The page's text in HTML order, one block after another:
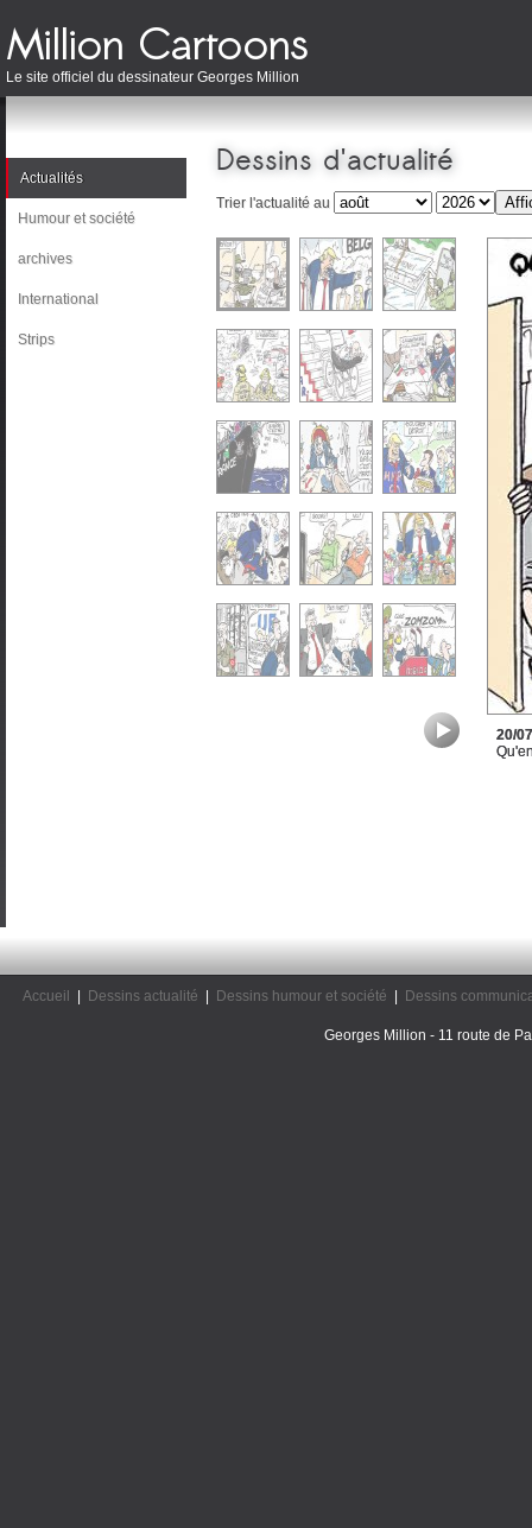
Le site officiel du dessinateur Georges Million
Actualités
Humour et société
archives
International
Strips
Dessins d'actualité
Trier l'actualité au
20/
Accueil Dessins actualité Dessins humour et société Dessins
Georges Million - 11 route de